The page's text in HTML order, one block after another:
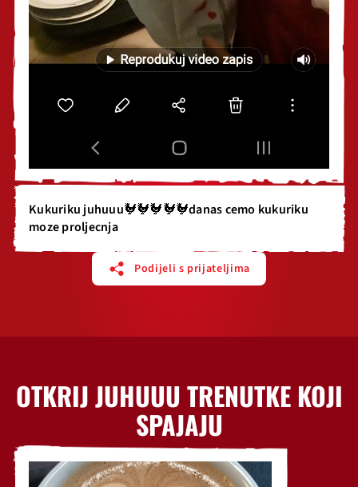
Kukuriku juhuuu🐓🐓🐓🐓🐓danas cemo kukuriku
moze proljecnja
Podijeli s prijateljima
OTKRIJ JUHUUU TRENUTKE KOJI
SPAJAJU